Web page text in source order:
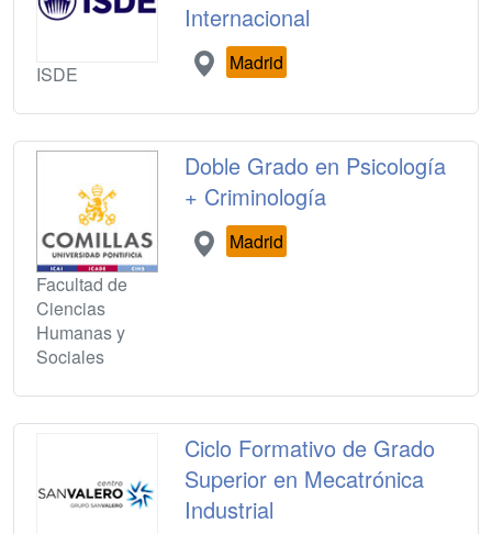
ISDE
Internacional
Madrid
Facultad de
Ciencias
Humanas y
Sociales
Doble Grado en Psicología
+ Criminología
Madrid
Ciclo Formativo de Grado
Superior en Mecatrónica
Industrial